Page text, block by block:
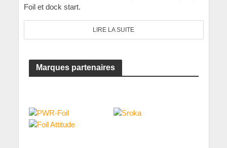
Foil et dock start.
LIRE LA SUITE
Marques partenaires